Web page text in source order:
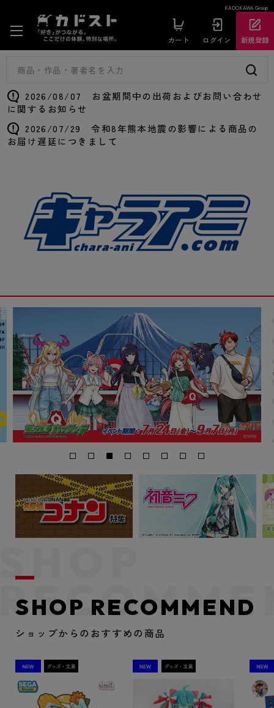
KADOKAWA Group
カート ログイン 新規登録
2026/08/07 お盆期間中の出荷およびお問い合わせ
に関するお知らせ
2026/07/29 令和8年熊本地震の影響による商品の
お届け遅延につきまして
SHOP RECOMMEND
ショップからのおすすめの商品